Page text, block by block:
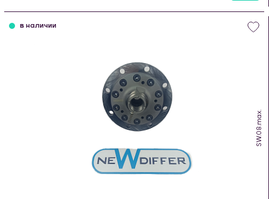
SW.08.max.
в наличии